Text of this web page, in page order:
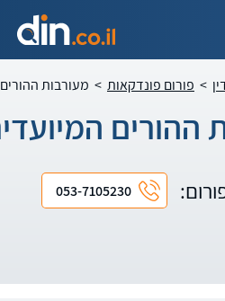
> פורום פונדקאות > מעורבות
ההורים
053-7105230